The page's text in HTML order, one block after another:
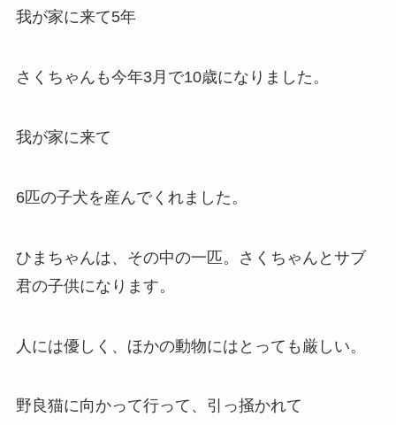
我が家に来て5年
さくちゃんも今年3月で10歳になりました。
我が家に来て
6匹の子犬を産んでくれました。
ひまちゃんは、その中の一匹。さくちゃんとサブ
君の子供になります。
人には優しく、ほかの動物にはとっても厳しい。
野良猫に向かって行って、引っ掻かれて